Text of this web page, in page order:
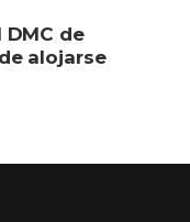
de
alojarse